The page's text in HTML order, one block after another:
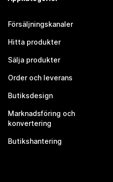
Försäljningskanaler
Hitta produkter
Sälja produkter
Order och leverans
Butiksdesign
Marknadsföring och
konvertering
Butikshantering